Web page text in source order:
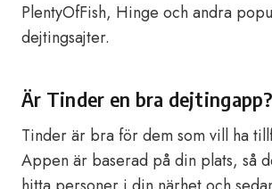
PlentyOfFish, Hinge och andra
dejtingsajter.
Är Tinder en bra dejtingapp?
Tinder är bra för dem som vill ha
Appen är baserad på din plats, så